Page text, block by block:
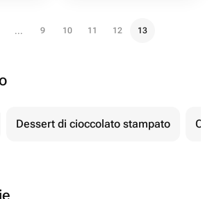
... 9 10 11 12 13
Dessert di cioccolato stampato